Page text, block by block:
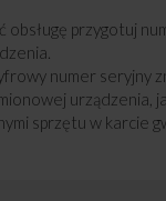
obsługę przygotuj
numer seryjny
urządzenia,
sprzętu w karcie